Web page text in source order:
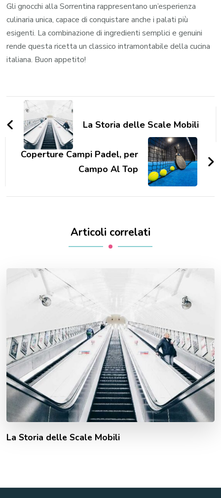
Gli gnocchi alla Sorrentina rappresentano un’esperienza
culinaria unica, capace di conquistare anche i palati più
esigenti. La combinazione di ingredienti semplici e genuini
rende questa ricetta un classico intramontabile della cucina
italiana. Buon appetito!
Navigazione
articoli
La Storia delle Scale Mobili
Coperture Campi Padel, per
Campo Al Top
Articoli correlati
La Storia delle Scale Mobili